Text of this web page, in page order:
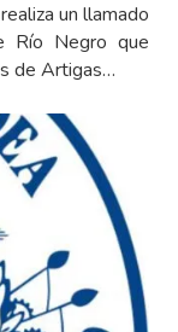
un llamado
Río Negro que
de Artigas…